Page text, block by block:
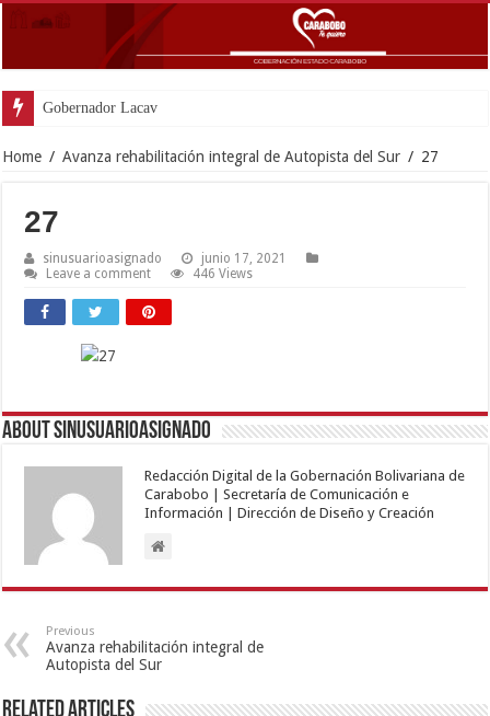
Gobernador Lacava anunció colo
Home / Avanza rehabilitación integral de Autopista del Sur / 27
27
sinusuarioasignado
junio 17, 2021
Leave a comment
446 Views
About sinusuarioasignado
Redacción Digital de la Gobernación Bolivariana de
Carabobo | Secretaría de Comunicación e
Información | Dirección de Diseño y Creación
Previous
Avanza rehabilitación integral de
Autopista del Sur
Related Articles